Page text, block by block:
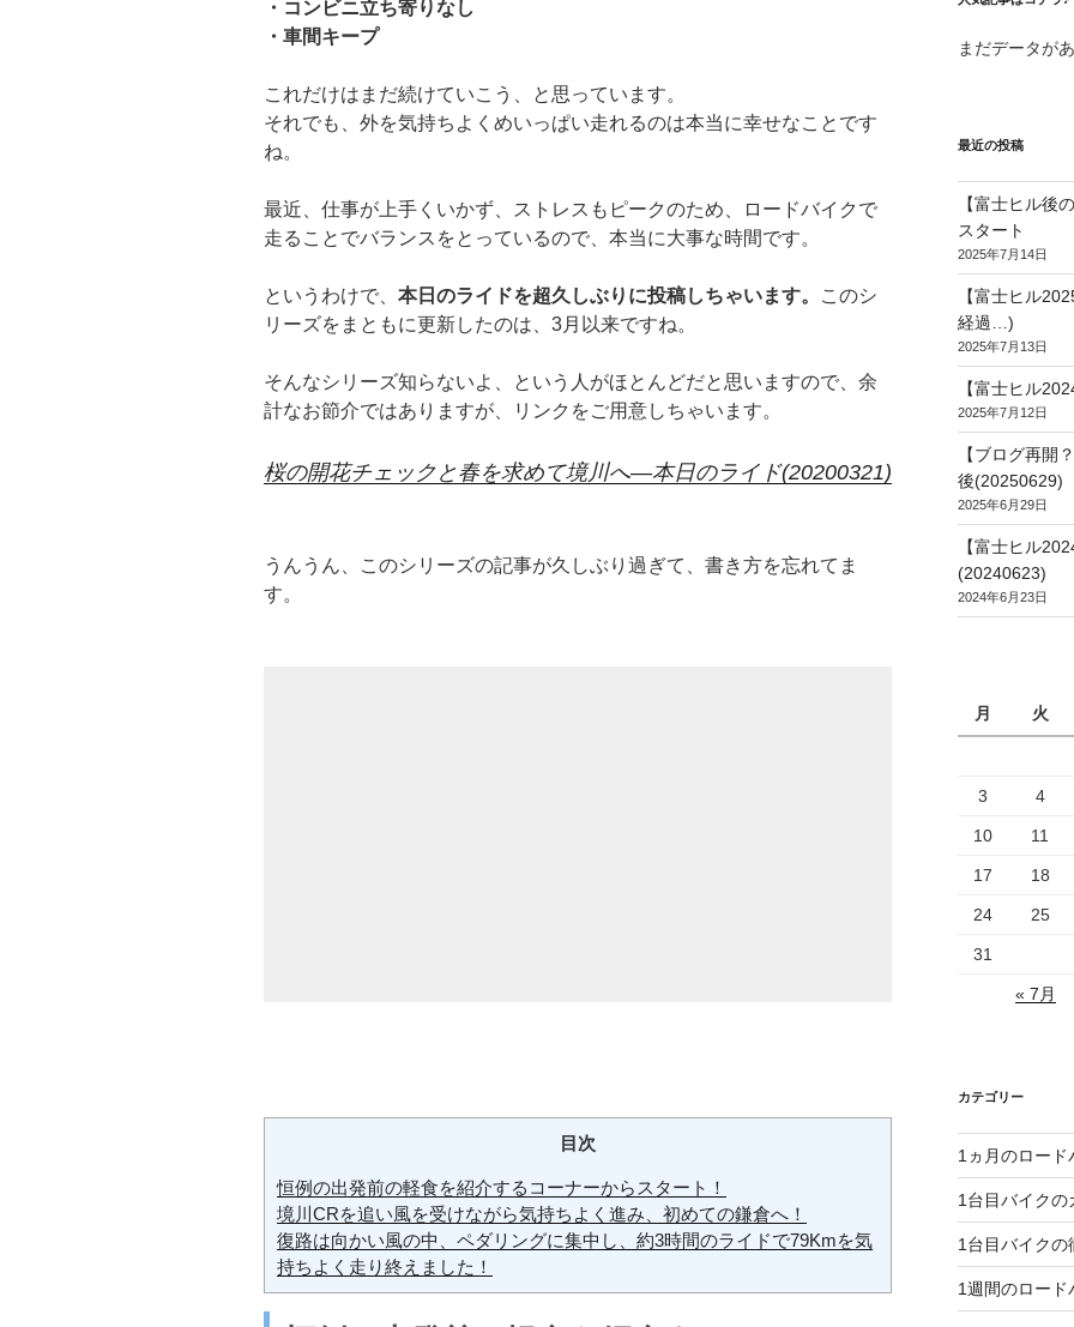
・コンビニ立ち寄りなし
・車間キープ
これだけはまだ続けていこう、と思っています。
それでも、外を気持ちよくめいっぱい走れるのは本当に幸せなことです
ね。
最近、仕事が上手くいかず、ストレスもピークのため、ロードバイクで
走ることでバランスをとっているので、本当に大事な時間です。
というわけで、 本日のライドを超久しぶりに投稿しちゃいます。
このシ
リーズをまともに更新したのは、3月以来ですね。
そんなシリーズ知らないよ、という人がほとんどだと思いますので、余
計なお節介ではありますが、リンクをご用意しちゃいます。
桜の開花チェックと春を求めて境川へ―本日のライド(20200321)
うんうん、このシリーズの記事が久しぶり過ぎて、書き方を忘れてま
す。
目次
恒例の出発前の軽食を紹介するコーナーからスタート！
境川CRを追い風を受けながら気持ちよく進み、初めての鎌倉へ！
復路は向かい風の中、ペダリングに集中し、約3時間のライドで79Kmを気
持ちよく走り終えました！
まだデータが
最近の投稿
【富士ヒル後
スタート
2025年7月14日
【富士ヒル
経過…)
2025年7月13日
【富士ヒル
2025年7月12日
【ブログ再開
後(20250629)
2025年6月29日
【富士ヒル
(20240623)
2024年6月23日
月 火
3 4
10 11
17 18
24 25
31
« 7月
カテゴリー
1ヵ月のロード
1台目バイクの
1台目バイクの
1週間のロード